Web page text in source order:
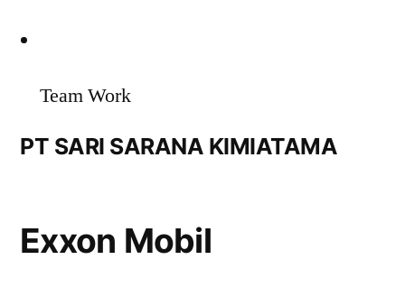
Team Work
PT SARI SARANA KIMIATAMA
Exxon Mobil